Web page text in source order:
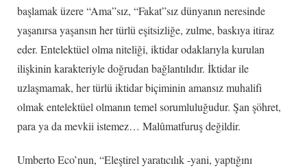
başlamak üzere “Ama”sız, “Fakat”sız dünyanın neresinde
yaşanırsa yaşansın her türlü eşitsizliğe, zulme, baskıya itiraz
eder. Entelektüel olma niteliği, iktidar odaklarıyla kurulan
ilişkinin karakteriyle doğrudan bağlantılıdır. İktidar ile
uzlaşmamak, her türlü iktidar biçiminin amansız muhalifi
olmak entelektüel olmanın temel sorumluluğudur. Şan şöhret,
para ya da mevkii istemez… Malûmatfuruş değildir.
Umberto Eco’nun, “Eleştirel yaratıcılık -yani, yaptığını